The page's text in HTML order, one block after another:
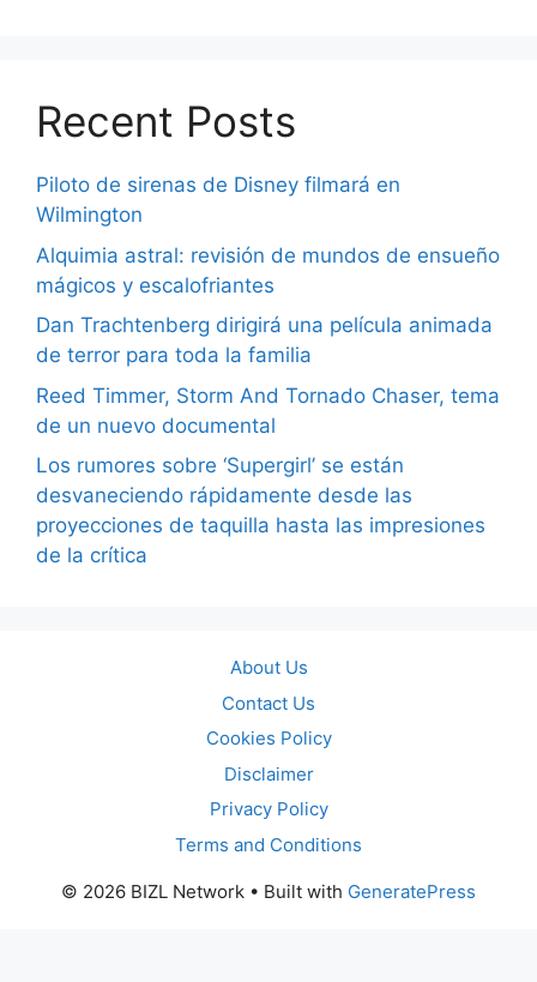
Recent Posts
Piloto de sirenas de Disney filmará en
Wilmington
Alquimia astral: revisión de mundos de ensueño
mágicos y escalofriantes
Dan Trachtenberg dirigirá una película animada
de terror para toda la familia
Reed Timmer, Storm And Tornado Chaser, tema
de un nuevo documental
Los rumores sobre ‘Supergirl’ se están
desvaneciendo rápidamente desde las
proyecciones de taquilla hasta las impresiones
de la crítica
About Us
Contact Us
Cookies Policy
Disclaimer
Privacy Policy
Terms and Conditions
© 2026 BIZL Network • Built with GeneratePress